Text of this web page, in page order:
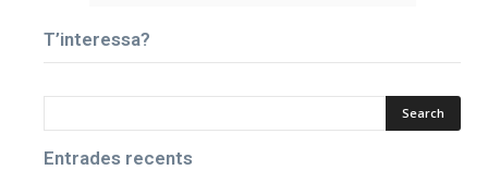
T’interessa?
Entrades recents